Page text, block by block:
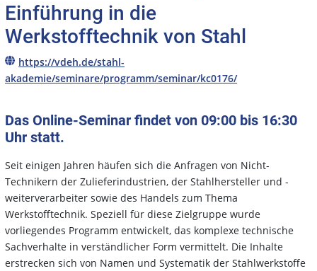
Einführung in die
Werkstofftechnik von Stahl
https://vdeh.de/stahl-
akademie/seminare/programm/seminar/kc0176/
Das Online-Seminar findet von 09:00 bis 16:30
Uhr statt.
Seit einigen Jahren häufen sich die Anfragen von Nicht-
Technikern der Zulieferindustrien, der Stahlhersteller und -
weiterverarbeiter sowie des Handels zum Thema
Werkstofftechnik. Speziell für diese Zielgruppe wurde
vorliegendes Programm entwickelt, das komplexe technische
Sachverhalte in verständlicher Form vermittelt. Die Inhalte
erstrecken sich von Namen und Systematik der Stahlwerkstoffe